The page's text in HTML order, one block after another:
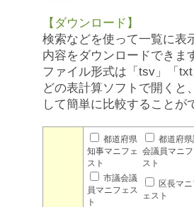
【ダウンロード】
検索などを使って一覧に表
内容をダウンロードできま
ファイル形式は「tsv」「
どの表計算ソフトで開くと
して簡単に比較することが
都道府県
知事マニフェ
スト
都道府
会議員マニ
スト
市議会議
員マニフェス
ト
区長マニ
ェスト